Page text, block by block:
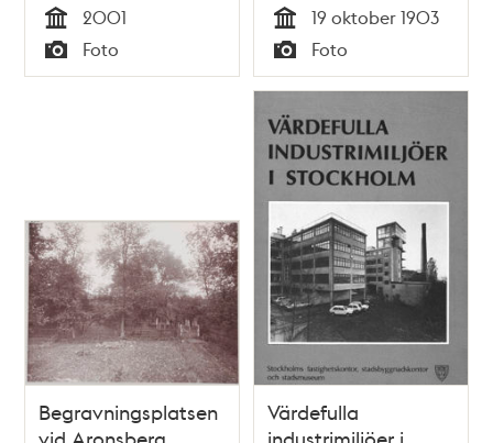
Tid
2001
Typ
Foto Tid
19 oktober 1903
Typ
Foto
Begravningsplatsen
Värdefulla